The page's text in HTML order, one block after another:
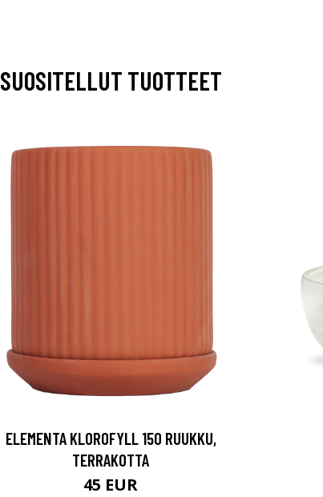
SUOSITELLUT TUOTTEET
ELEMENTA KLOROFYLL 150 RUUKKU,
TERRAKOTTA
45 EUR